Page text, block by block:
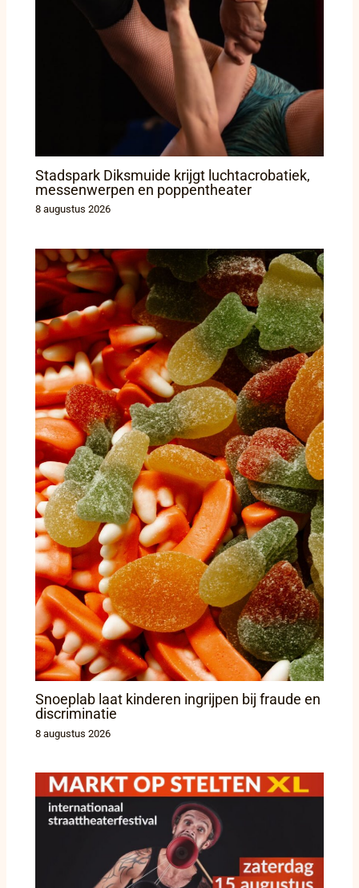
Stadspark Diksmuide krijgt luchtacrobatiek,
messenwerpen en poppentheater
8 augustus 2026
Snoeplab laat kinderen ingrijpen bij fraude en
discriminatie
8 augustus 2026